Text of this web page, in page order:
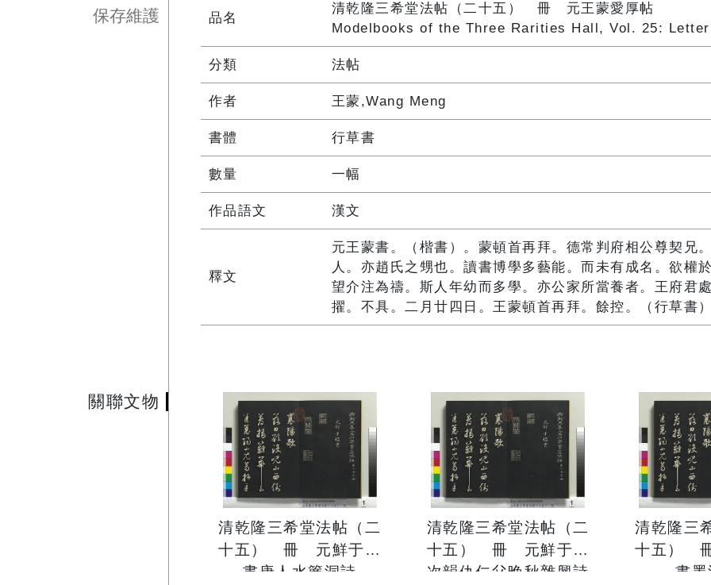
保存維護
品名
清乾隆三希堂法帖（二十五） 冊 元王蒙愛厚帖
Modelbooks of the Three Rarities Hall, Vol. 25:
分類 法帖
作者 王蒙,Wang Meng
書體 行草書
數量 一幅
作品語文 漢文
釋文
元王蒙書。（楷書）。蒙頓首再拜。德常判府相公尊契兄
人。亦趙氏之甥也。讀書博學多藝能。而未有成名。欲權
望介注為禱。斯人年幼而多學。亦公家所當養者。王府君
擢。不具。二月廿四日。王蒙頓首再拜。餘控。（行草書）
關聯文物
清乾隆三希堂法帖（二
十五） 冊 元鮮于樞
書唐人水簾洞詩
清乾隆三希堂法帖（二
十五） 冊 元鮮于樞
次韻仇仁父晚秋雜興詩
清乾隆三
十五）
書墨